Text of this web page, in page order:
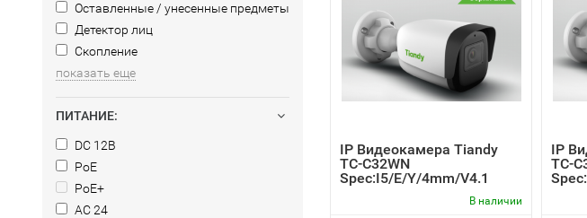
Оставленные / унесенные предметы
Детектор лиц
Скопление
показать еще
ПИТАНИЕ:
DC 12В
PoE
PoE+
AC 24
IP Видеокамера Tiandy
TC-C32WN
Spec:I5/E/Y/4mm/V4.1
В наличии
IP
TC-